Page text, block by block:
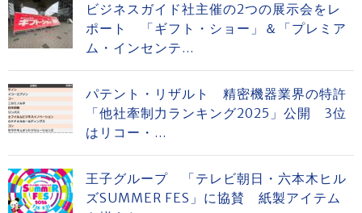
ビジネスガイド社主催の2つの展示会をレ
ポート 「ギフト・ショー」＆「プレミア
ム・インセンテ...
パテント・リザルト 精密機器業界の特許
「他社牽制力ランキング2025」公開 3位
はリコー・...
王子グループ 「テレビ朝日・六本木ヒル
ズSUMMER FES」に協賛 紙製アイテム